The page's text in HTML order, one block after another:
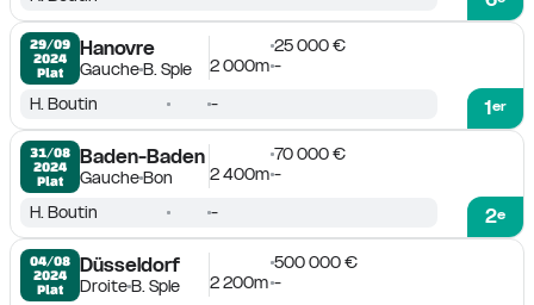
29/09
2024
Plat
Hanovre
GaucheB. Sple
25 000 €
2 000m -
1er
H. Boutin -
31/08
2024
Plat
Baden-Baden
GaucheBon
70 000 €
2 400m -
2e
H. Boutin -
04/08
2024
Plat
Düsseldorf
DroiteB. Sple
500 000 €
2 200m -